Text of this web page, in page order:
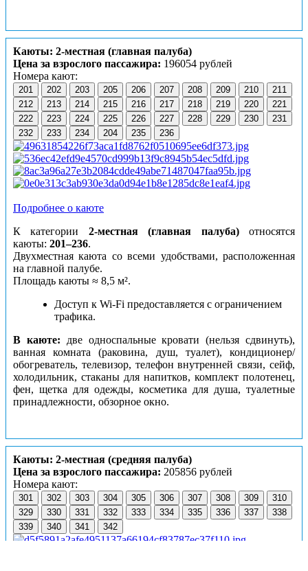
Каюты: 2-местная (главная палуба)
Цена за взрослого пассажира: 196054 рублей
Номера кают:
201 202 203 205 206 207 208 209 210
211
212
213 214 215 216 217 218 219 220
221
222
223 224 225 226 227 228 229 230
231
232
233 234 204 235 236
Подробнее о каюте
К категории 2-местная (главная палуба)относятся
каюты: 201–236.
Двухместная каюта со всеми удобствами, расположенная
на главной палубе.
Площадь каюты ≈ 8,5 м².
Доступ к Wi-Fi предоставляется с ограничением
трафика.
В каюте: две односпальные кровати (нельзя сдвинуть),
ванная комната (раковина, душ, туалет), кондиционер/
обогреватель, телевизор, телефон внутренней связи, сейф,
холодильник, стаканы для напитков, комплект полотенец,
фен, щетка для одежды, косметика для душа, туалетные
принадлежности, обзорное окно.
Каюты: 2-местная (средняя палуба)
Цена за взрослого пассажира: 205856 рублей
Номера кают:
301 302 303 304 305 306 307 308 309
310
329
330 331 332 333 334 335 336 337
338
339
340 341 342